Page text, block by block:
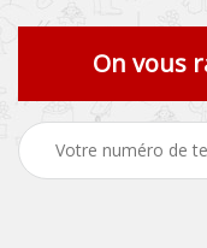
On vous